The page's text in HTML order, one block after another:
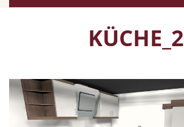
KÜCHE_2